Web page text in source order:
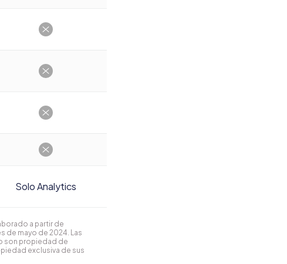
Solo Analytics
a partir de
de mayo de 2024. Las
son propiedad de
exclusiva de sus